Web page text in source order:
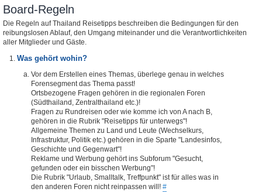
Board-Regeln
Die Regeln auf Thailand Reisetipps beschreiben die Bedingungen für den
reibungslosen Ablauf, den Umgang miteinander und die Verantwortlichkeiten
aller Mitglieder und Gäste.
Was gehört wohin?
Vor dem Erstellen eines Themas, überlege genau in welches
Forensegment das Thema passt!
Ortsbezogene Fragen gehören in die regionalen Foren
(Südthailand, Zentralthailand etc.)!
Fragen zu Rundreisen oder wie komme ich von A nach B,
gehören in die Rubrik "Reisetipps für unterwegs"!
Allgemeine Themen zu Land und Leute (Wechselkurs,
Infrastruktur, Politik etc.) gehören in die Sparte "Landesinfos,
Geschichte und Gegenwart"!
Reklame und Werbung gehört ins Subforum "Gesucht,
gefunden oder ein bisschen Werbung"!
Die Rubrik "Urlaub, Smalltalk, Treffpunkt" ist für alles was in
den anderen Foren nicht reinpassen will! #